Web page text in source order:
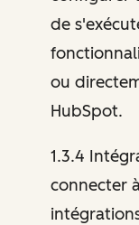
de
ou
HubSpot.
1.3.4
connecter